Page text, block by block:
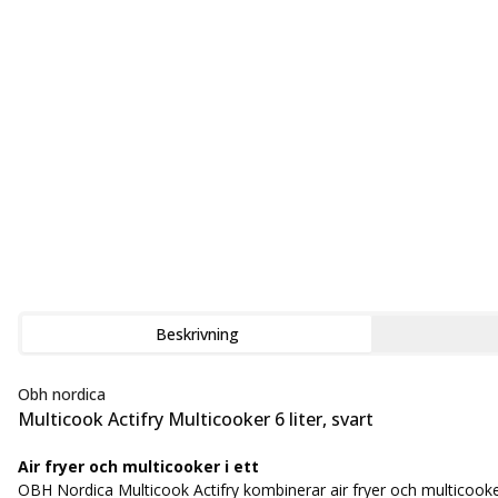
Beskrivning
Obh nordica
Multicook Actifry Multicooker 6 liter, svart
Air fryer och multicooker i ett
OBH Nordica Multicook Actifry kombinerar air fryer och